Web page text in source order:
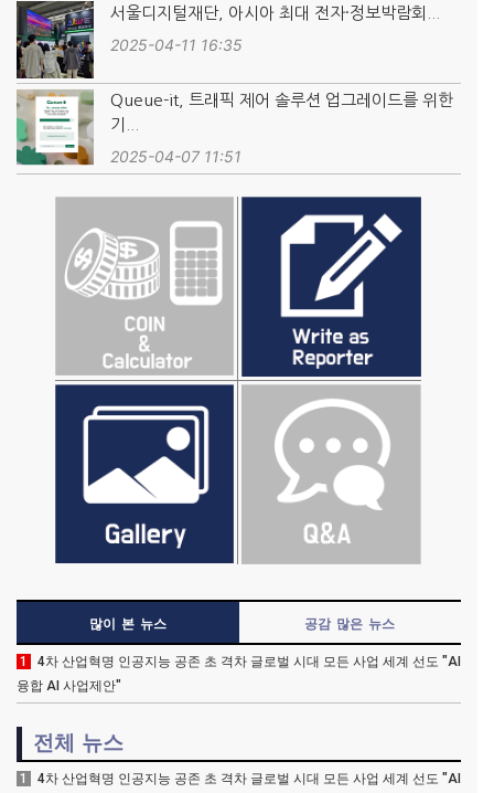
서울디지털재단, 아시아 최대 전자·정보박람회...
2025-04-11 16:35
Queue-it, 트래픽 제어 솔루션 업그레이드를 위한
기...
2025-04-07 11:51
많이 본 뉴스 공감 많은 뉴스
1
4차 산업혁명 인공지능 공존 초 격차 글로벌 시대 모든 사업 세계 선도 "AI
융합 AI 사업제안"
전체 뉴스
1
4차 산업혁명 인공지능 공존 초 격차 글로벌 시대 모든 사업 세계 선도 "AI